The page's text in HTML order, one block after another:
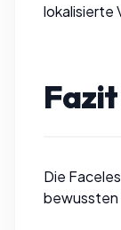
lokalisierte
Fazit
Die